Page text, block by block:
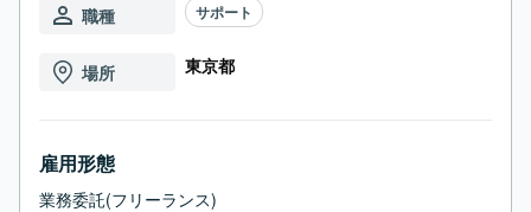
職種 サポート
場所 東京都
雇用形態
業務委託(フリーランス)